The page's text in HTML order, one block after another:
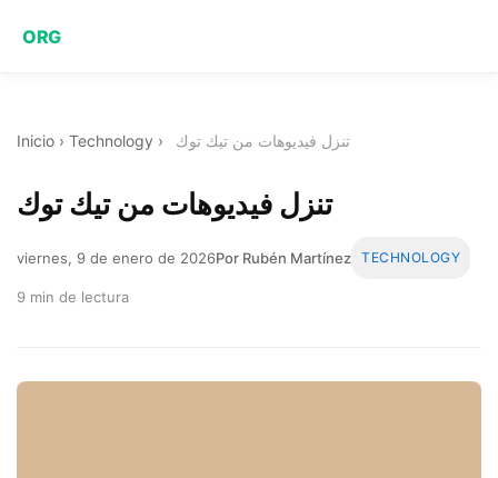
ORG
Inicio › Technology › تنزل فيديوهات من تيك توك
تنزل فيديوهات من تيك توك
viernes, 9 de enero de 2026Por Rubén Martínez TECHNOLOGY
9 min de lectura